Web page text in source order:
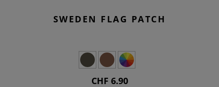
SWEDEN FLAG PATCH
CHF 6.90